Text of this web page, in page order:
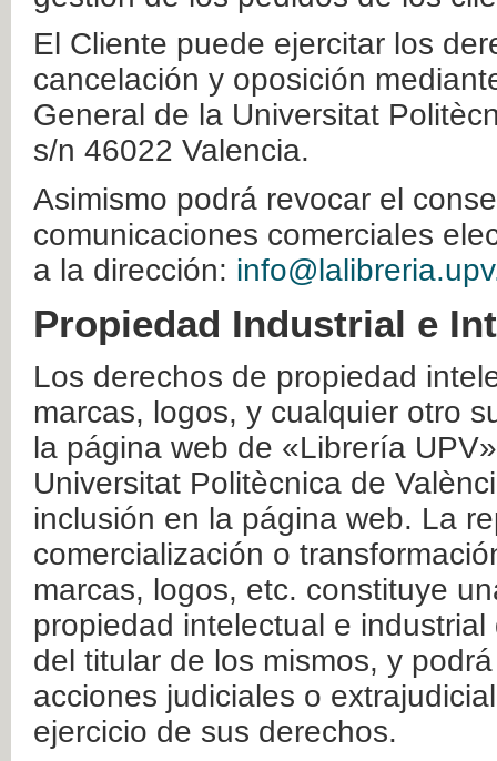
El Cliente puede ejercitar los
cancelación y oposición
General de la Universitat
s/n 46022 Valencia.
Asimismo podrá revocar el
comunicaciones comerciales
a la dirección:
Propiedad Industrial e
Los derechos de propiedad
marcas, logos, y cualquier otro
la página web de «Librería
Universitat Politècnica de
inclusión en la página web. La
comercialización o
marcas, logos, etc. constituye
propiedad intelectual e
del titular de los mismos, y
acciones judiciales o
ejercicio de sus derechos.